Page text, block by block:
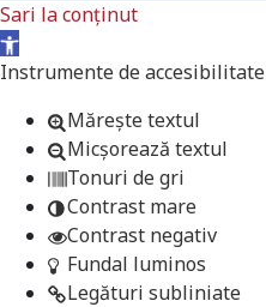
Sari la conținut
Deschide bara de unelte
Instrumente de accesibilitate
Mărește textul
Micșorează textul
Tonuri de gri
Contrast mare
Contrast negativ
Fundal luminos
Legături subliniate